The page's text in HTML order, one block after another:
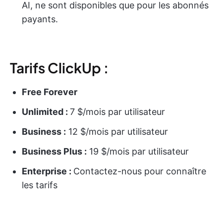
AI, ne sont disponibles que pour les abonnés
payants.
Tarifs ClickUp :
Free Forever
Unlimited : 7 $/mois par utilisateur
Business : 12 $/mois par utilisateur
Business Plus : 19 $/mois par utilisateur
Enterprise : Contactez-nous pour connaître
les tarifs